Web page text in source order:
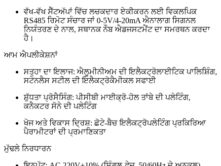
ਵੱਖ-ਵੱਖ ਸੈੱਟਅੱਪਾਂ ਵਿੱਚ ਲਚਕਦਾਰ ਏਕੀਕਰਨ ਲਈ ਵਿਕਲਪਿਕ
RS485 ਰਿਮੋਟ ਸੰਚਾਰ ਜਾਂ 0-5V/4-20mA ਐਨਾਲਾਗ ਸਿਗਨਲ
ਨਿਯੰਤਰਣ ਦੇ ਨਾਲ, ਸਥਾਨਕ ਨੌਬ ਐਡਜਸਟਮੈਂਟ ਦਾ ਸਮਰਥਨ ਕਰਦਾ
ਹੈ।​
ਆਮ ਐਪਲੀਕੇਸ਼ਨਾਂ
ਸਤ੍ਹਾ ਦਾ ਇਲਾਜ: ਐਲੂਮੀਨੀਅਮ ਦੀ ਇਲੈਕਟ੍ਰੋਲਾਈਟਿਕ ਪਾਲਿਸ਼ਿੰਗ,
ਸਟੇਨਲੈਸ ਸਟੀਲ ਦੀ ਇਲੈਕਟ੍ਰੋਕੈਮੀਕਲ ਸਫਾਈ
ਸ਼ੁੱਧਤਾ ਪ੍ਰੋਸੈਸਿੰਗ: ਪੀਸੀਬੀ ਮਾਈਕ੍ਰੋ-ਹੋਲ ਤਾਂਬੇ ਦੀ ਪਲੇਟਿੰਗ,
ਕਨੈਕਟਰ ਸੋਨੇ ਦੀ ਪਲੇਟਿੰਗ
ਖੋਜ ਅਤੇ ਵਿਕਾਸ ਦ੍ਰਿਸ਼: ਛੋਟੇ-ਬੈਚ ਇਲੈਕਟ੍ਰੋਪਲੇਟਿੰਗ ਪ੍ਰਕਿਰਿਆ
ਪੈਰਾਮੀਟਰਾਂ ਦੀ ਪ੍ਰਮਾਣਿਕਤਾ
ਮੁੱਢਲੇ ਨਿਰਧਾਰਨ